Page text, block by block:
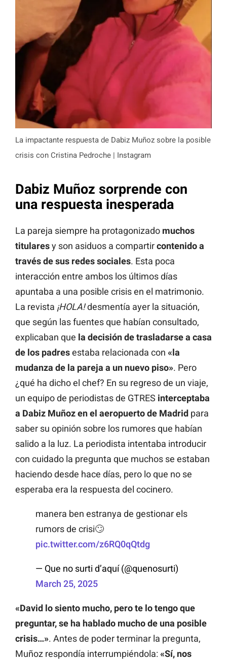
La impactante respuesta de Dabiz Muñoz sobre la posible
crisis con Cristina Pedroche | Instagram
Dabiz Muñoz sorprende con
una respuesta inesperada
La pareja siempre ha protagonizado muchos
titularesy son asiduos a compartircontenido a
través de sus redes sociales. Esta poca
interacción entre ambos los últimos días
apuntaba a una posible crisis en el matrimonio.
La revista ¡HOLA!desmentía ayer la situación,
que según las fuentes que habían consultado,
explicaban que la decisión de trasladarse a casa
de los padresestaba relacionada con «la
mudanza de la pareja a un nuevo piso». Pero
¿qué ha dicho el chef? En su regreso de un viaje,
un equipo de periodistas de GTRES interceptaba
a Dabiz Muñoz en el aeropuerto de Madrid para
saber su opinión sobre los rumores que habían
salido a la luz. La periodista intentaba introducir
con cuidado la pregunta que muchos se estaban
haciendo desde hace días, pero lo que no se
esperaba era la respuesta del cocinero.
manera ben estranya de gestionar els
rumors de crisi🙄
pic.twitter.com/z6RQ0qQtdg
— Que no surti d’aquí (@quenosurti)
March 25, 2025
«David lo siento mucho, pero te lo tengo que
preguntar, se ha hablado mucho de una posible
crisis…». Antes de poder terminar la pregunta,
Muñoz respondía interrumpiéndola: «Sí, nos